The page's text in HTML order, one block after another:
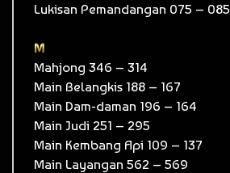
Lukisan Pemandangan 075 – 085
M
Mahjong 346 – 314
Main Belangkis 188 – 167
Main Dam-daman 196 – 164
Main Judi 251 – 295
Main Kembang Api 109 – 137
Main Layangan 562 – 569